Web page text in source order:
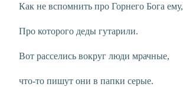
Как не вспомнить про Горнего Бога ему,
Про которого деды гутарили.
Вот расселись вокруг люди мрачные,
что-то пишут они в папки серые.